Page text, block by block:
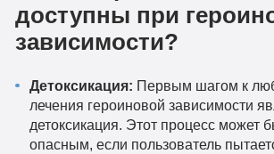
доступны при
зависимости?
Детоксикация: Первым шагом к
лечения героиновой зависимости
детоксикация. Этот процесс может
опасным, если пользователь